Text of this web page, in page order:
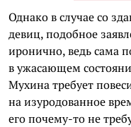
Однако в случае со
девиц, подобное
иронично, ведь сама
в ужасающем
Мухина требует
на изуродованное
его почему-то не